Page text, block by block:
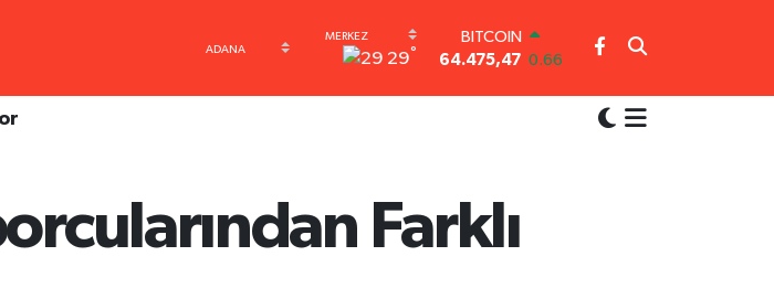
29°
64.475,47 0.66
DOLAR
GRAM ALTIN
6518.23
BİST100
Farklı